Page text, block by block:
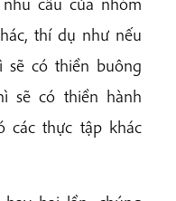
thí dụ như nếu
có thiền buông
sẽ có thiền hành
các thực tập khác